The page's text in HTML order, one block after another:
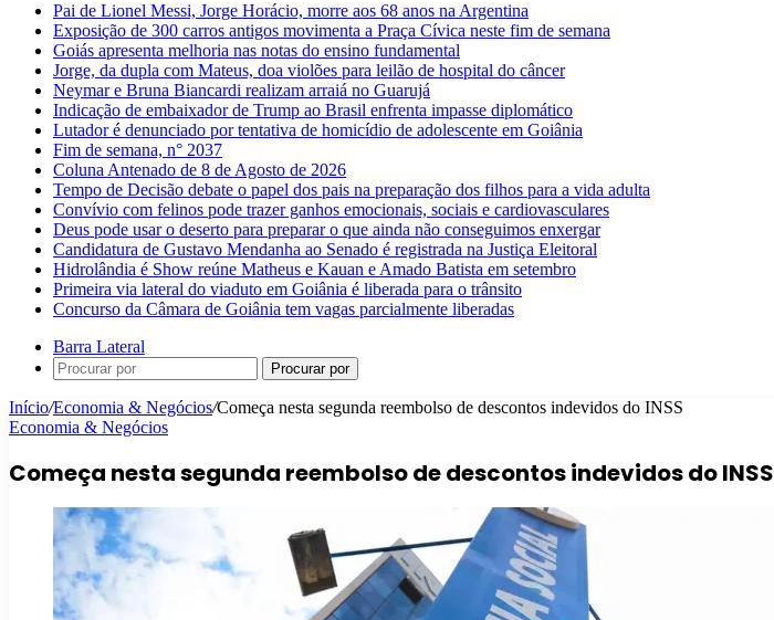
Pai de Lionel Messi, Jorge Horácio, morre aos 68 anos na Argentina
Exposição de 300 carros antigos movimenta a Praça Cívica neste fim de semana
Goiás apresenta melhoria nas notas do ensino fundamental
Jorge, da dupla com Mateus, doa violões para leilão de hospital do câncer
Neymar e Bruna Biancardi realizam arraiá no Guarujá
Indicação de embaixador de Trump ao Brasil enfrenta impasse diplomático
Lutador é denunciado por tentativa de homicídio de adolescente em Goiânia
Fim de semana, n° 2037
Coluna Antenado de 8 de Agosto de 2026
Tempo de Decisão debate o papel dos pais na preparação dos filhos para a vida adulta
Convívio com felinos pode trazer ganhos emocionais, sociais e cardiovasculares
Deus pode usar o deserto para preparar o que ainda não conseguimos enxergar
Candidatura de Gustavo Mendanha ao Senado é registrada na Justiça Eleitoral
Hidrolândia é Show reúne Matheus e Kauan e Amado Batista em setembro
Primeira via lateral do viaduto em Goiânia é liberada para o trânsito
Concurso da Câmara de Goiânia tem vagas parcialmente liberadas
Barra Lateral
Procurar por
Início/Economia & Negócios/Começa nesta segunda reembolso de descontos indevidos do INSS
Economia & Negócios
Começa nesta segunda reembolso de descontos indevidos do INSS